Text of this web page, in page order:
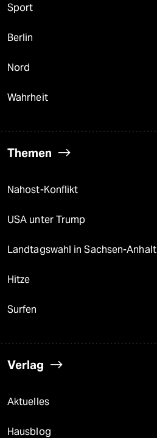
Sport
Berlin
Nord
Wahrheit
Themen
Nahost-Konflikt
USA unter Trump
Landtagswahl in Sachsen-Anhalt
Hitze
Surfen
Verlag
Aktuelles
Hausblog